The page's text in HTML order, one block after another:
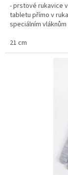
- prstové rukavice
tabletu přímo v
speciálním
21 cm